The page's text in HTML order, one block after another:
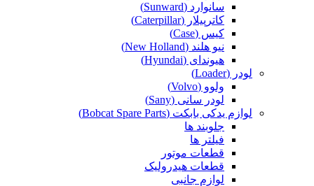
سانوارد (Sunward)
کاترپیلار (Caterpillar)
کیس (Case)
نیو هلند (New Holland)
هیوندای (Hyundai)
لودر (Loader)
ولوو (Volvo)
لودر سانی (Sany)
لوازم یدکی بابکت (Bobcat Spare Parts)
جلوبند ها
فیلتر ها
قطعات موتور
قطعات هیدرولیک
لوازم جانبی